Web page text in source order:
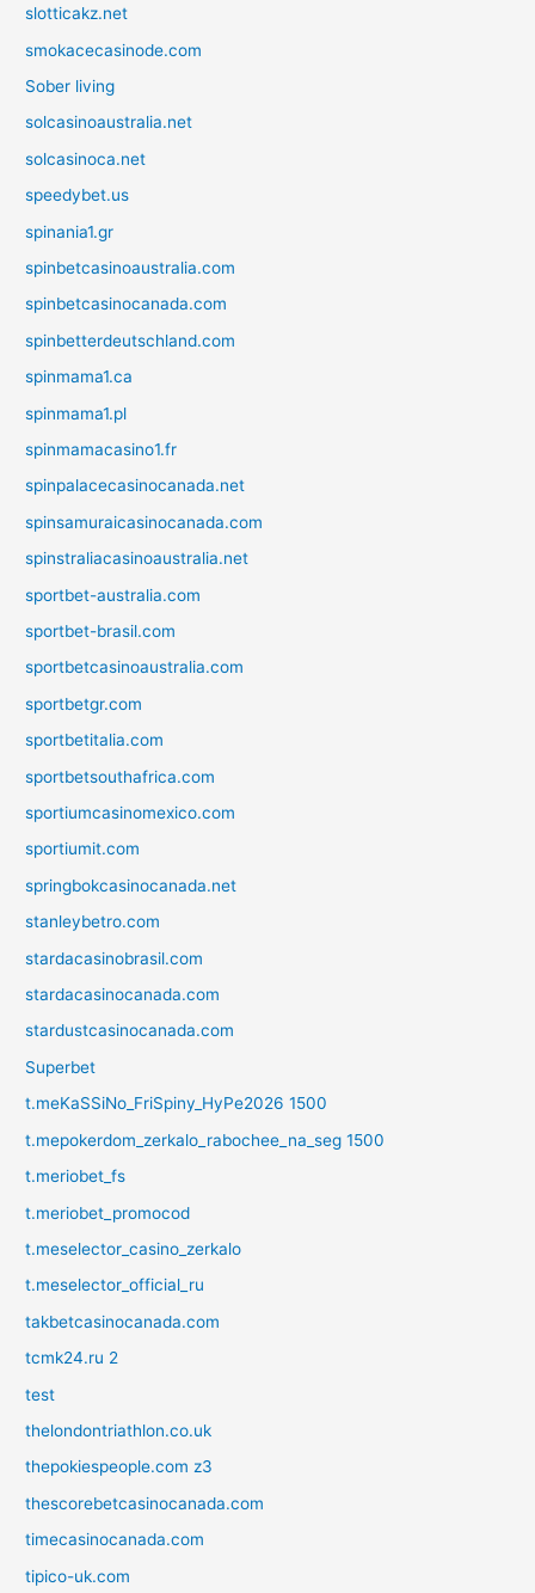
slotticakz.net
smokacecasinode.com
Sober living
solcasinoaustralia.net
solcasinoca.net
speedybet.us
spinania1.gr
spinbetcasinoaustralia.com
spinbetcasinocanada.com
spinbetterdeutschland.com
spinmama1.ca
spinmama1.pl
spinmamacasino1.fr
spinpalacecasinocanada.net
spinsamuraicasinocanada.com
spinstraliacasinoaustralia.net
sportbet-australia.com
sportbet-brasil.com
sportbetcasinoaustralia.com
sportbetgr.com
sportbetitalia.com
sportbetsouthafrica.com
sportiumcasinomexico.com
sportiumit.com
springbokcasinocanada.net
stanleybetro.com
stardacasinobrasil.com
stardacasinocanada.com
stardustcasinocanada.com
Superbet
t.meKaSSiNo_FriSpiny_HyPe2026 1500
t.mepokerdom_zerkalo_rabochee_na_seg 1500
t.meriobet_fs
t.meriobet_promocod
t.meselector_casino_zerkalo
t.meselector_official_ru
takbetcasinocanada.com
tcmk24.ru 2
test
thelondontriathlon.co.uk
thepokiespeople.com z3
thescorebetcasinocanada.com
timecasinocanada.com
tipico-uk.com